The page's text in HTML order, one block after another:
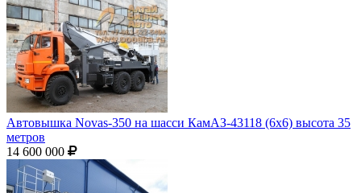
Автовышка Novas-350 на шасси КамАЗ-43118 (6х6) высота 35
метров
14 600 000